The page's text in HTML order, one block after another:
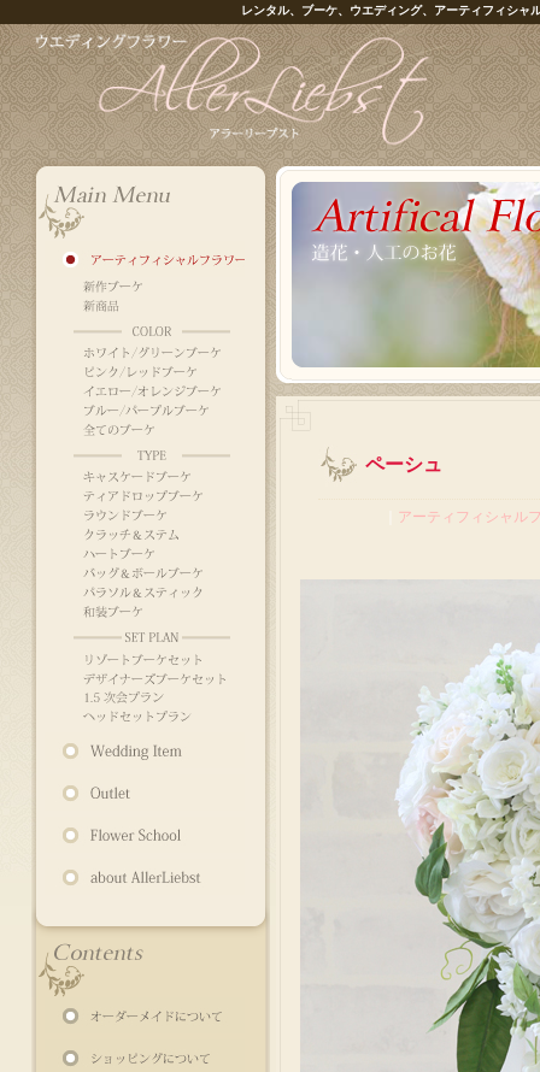
レンタル、ブーケ、ウエディング、アーティフィシャ
ペーシュ
アーティフィシャル